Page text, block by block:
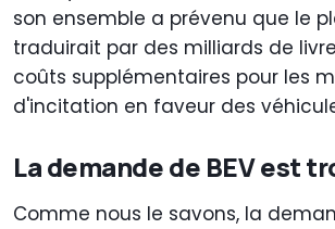
son ensemble a prévenu que le
traduirait par des milliards de
coûts supplémentaires pour les
d'incitation en faveur des
La demande de BEV est
Comme nous le savons, la